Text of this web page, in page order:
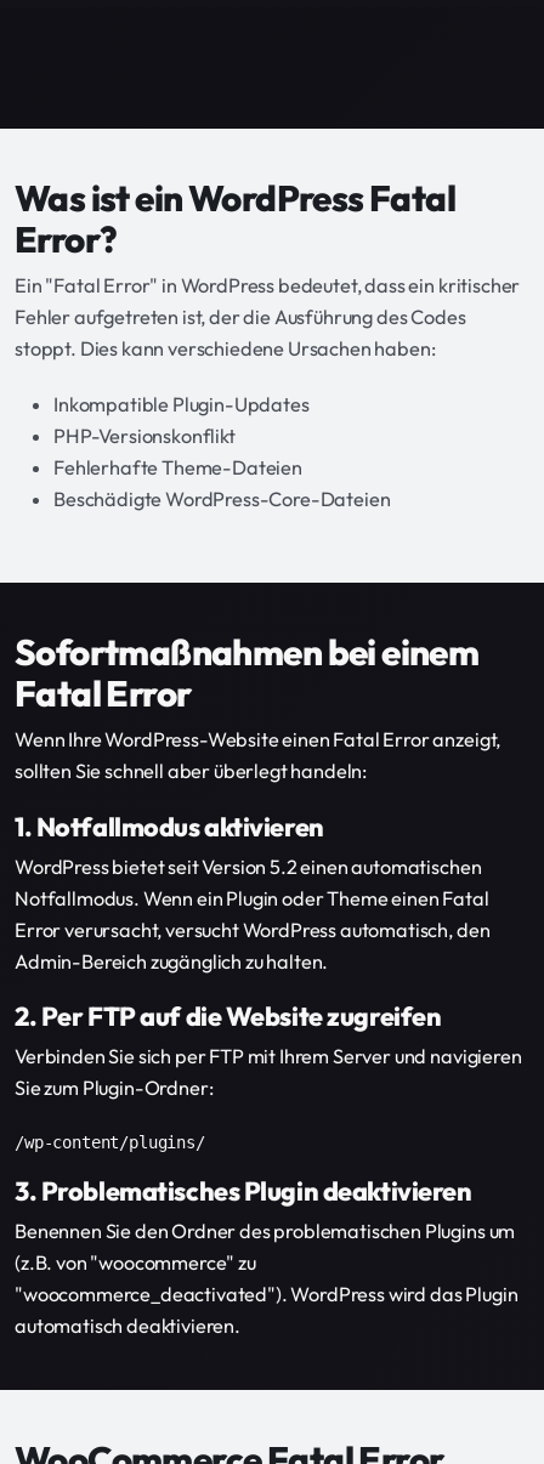
Was ist ein WordPress Fatal
Error?
Ein "Fatal Error" in WordPress bedeutet, dass ein kritischer
Fehler aufgetreten ist, der die Ausführung des Codes
stoppt. Dies kann verschiedene Ursachen haben:
Inkompatible Plugin-Updates
PHP-Versionskonflikt
Fehlerhafte Theme-Dateien
Beschädigte WordPress-Core-Dateien
Sofortmaßnahmen bei einem
Fatal Error
Wenn Ihre WordPress-Website einen Fatal Error anzeigt,
sollten Sie schnell aber überlegt handeln:
1. Notfallmodus aktivieren
WordPress bietet seit Version 5.2 einen automatischen
Notfallmodus. Wenn ein Plugin oder Theme einen Fatal
Error verursacht, versucht WordPress automatisch, den
Admin-Bereich zugänglich zu halten.
2. Per FTP auf die Website zugreifen
Verbinden Sie sich per FTP mit Ihrem Server und navigieren
Sie zum Plugin-Ordner:
/wp-content/plugins/
3. Problematisches Plugin deaktivieren
Benennen Sie den Ordner des problematischen Plugins um
(z.B. von "woocommerce" zu
"woocommerce_deactivated"). WordPress wird das Plugin
automatisch deaktivieren.